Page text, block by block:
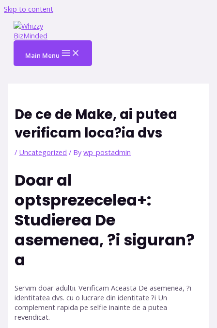
Skip to content
Main Menu
De ce de Make, ai putea
verificam loca?ia dvs
/ Uncategorized / Bywp_postadmin
Doar al
optsprezecelea+:
Studierea De
asemenea, ?i siguran?
a
Servim doar adultii. Verificam Aceasta De asemenea, ?i
identitatea dvs. cu o lucrare din identitate ?i Un
complement rapida pe selfie inainte de a putea
revendicat.